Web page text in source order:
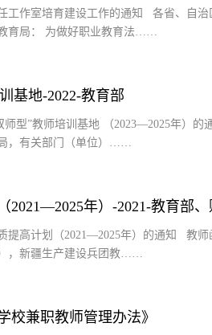
工作室培育建设工作的通知 各省、自治
育局： 为做好职业教育法……
基地-2022-教育部
师型”教师培训基地 （2023—2025年）
，有关部门（单位）……
2021—2025年）-2021-教育部、
提高计划（2021—2025年）的通知 教
，新疆生产建设兵团教……
校兼职教师管理办法》